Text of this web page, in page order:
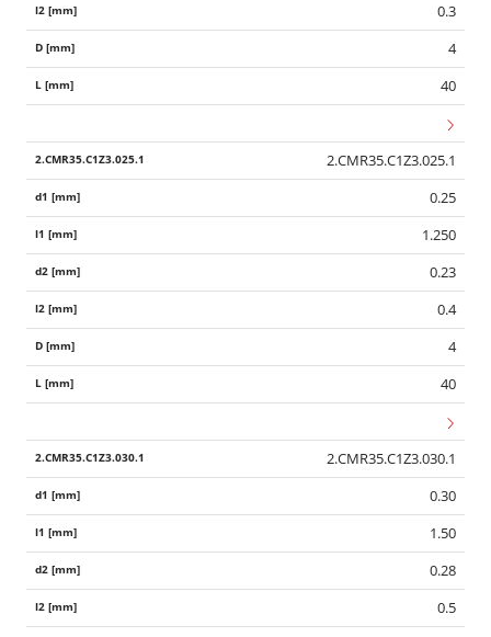
0.3
4
40
2.CMR35.C1Z3.025.1
0.25
1.250
0.23
0.4
4
40
2.CMR35.C1Z3.030.1
0.30
1.50
0.28
0.5